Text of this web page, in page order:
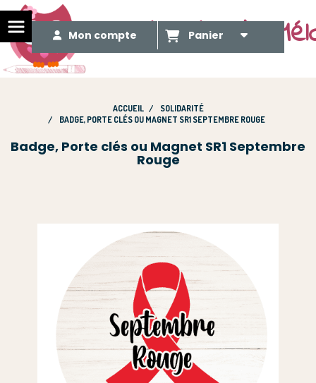
Le Méli Mélo de
Mon compte Panier
ACCUEIL
SOLIDARITÉ
BADGE, PORTE CLÉS OU MAGNET SR1 SEPTEMBRE ROUGE
Badge, Porte clés ou Magnet SR1 Septembre
Rouge